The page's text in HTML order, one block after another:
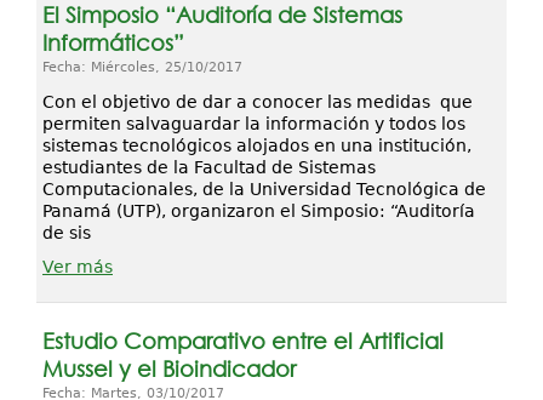
El Simposio “Auditoría de Sistemas
Informáticos”
Fecha: Miércoles, 25/10/2017
Con el objetivo de dar a conocer las medidas que
permiten salvaguardar la información y todos los
sistemas tecnológicos alojados en una institución,
estudiantes de la Facultad de Sistemas
Computacionales, de la Universidad Tecnológica de
Panamá (UTP), organizaron el Simposio: “Auditoría
de sis
Ver más
Estudio Comparativo entre el Artificial
Mussel y el Bioindicador
Fecha: Martes, 03/10/2017